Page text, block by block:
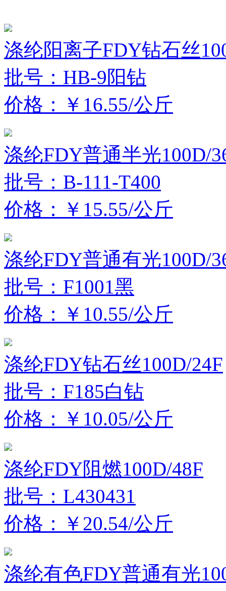
涤纶阳离子FDY钻石丝
批号：HB-9阳钻
价格：￥16.55/公斤
涤纶FDY普通半光100D/
批号：B-111-T400
价格：￥15.55/公斤
涤纶FDY普通有光100D/
批号：F1001黑
价格：￥10.55/公斤
涤纶FDY钻石丝100D/24F
批号：F185白钻
价格：￥10.05/公斤
涤纶FDY阻燃100D/48F
批号：L430431
价格：￥20.54/公斤
涤纶有色FDY普通有光